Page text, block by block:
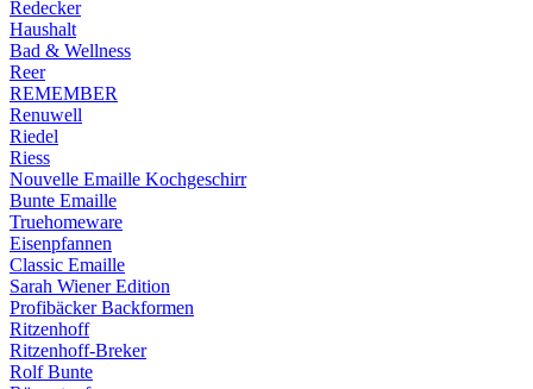
Redecker
Haushalt
Bad & Wellness
Reer
REMEMBER
Renuwell
Riedel
Riess
Nouvelle Emaille Kochgeschirr
Bunte Emaille
Truehomeware
Eisenpfannen
Classic Emaille
Sarah Wiener Edition
Profibäcker Backformen
Ritzenhoff
Ritzenhoff-Breker
Rolf Bunte